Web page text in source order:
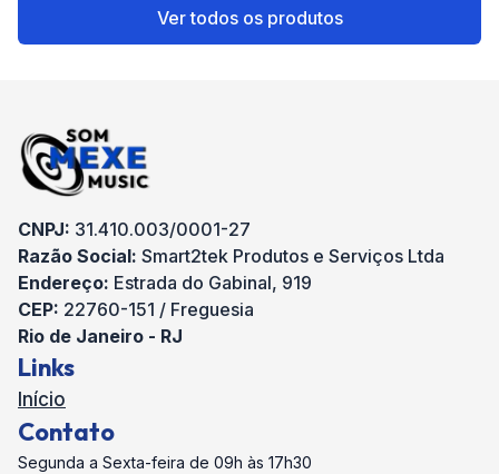
Ver todos os produtos
CNPJ: 31.410.003/0001-27
Razão Social: Smart2tek Produtos e Serviços Ltda
Endereço: Estrada do Gabinal, 919
CEP: 22760-151 / Freguesia
Rio de Janeiro - RJ
Links
Início
Contato
Segunda a Sexta-feira de 09h às 17h30